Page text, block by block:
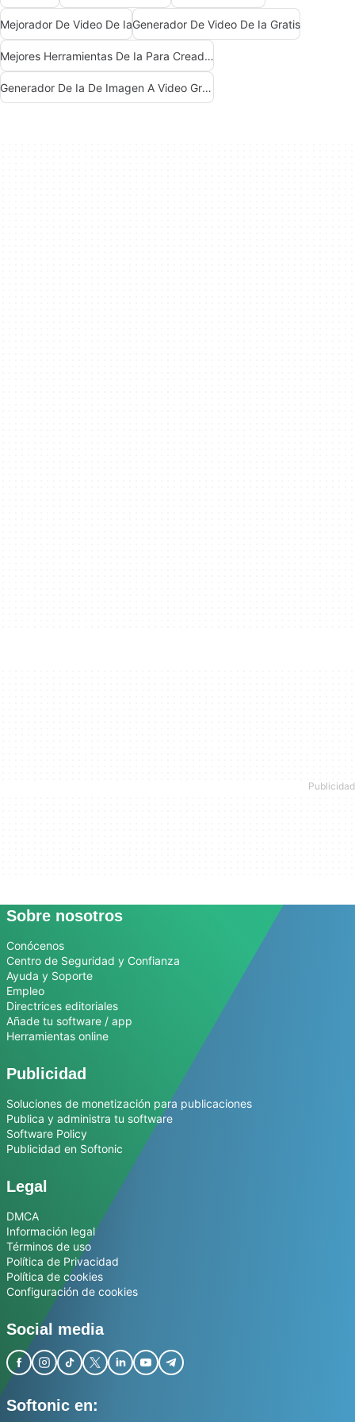
Mejorador De Video De IaGenerador De Video De Ia Gratis
Mejores Herramientas De Ia Para Creadores De Contenido
Generador De Ia De Imagen A Video Gratuito
Sobre nosotros
Conócenos
Centro de Seguridad y Confianza
Ayuda y Soporte
Empleo
Directrices editoriales
Añade tu software / app
Herramientas online
Publicidad
Soluciones de monetización para publicaciones
Publica y administra tu software
Software Policy
Publicidad en Softonic
Legal
DMCA
Información legal
Términos de uso
Política de Privacidad
Política de cookies
Configuración de cookies
Social media
Softonic en: